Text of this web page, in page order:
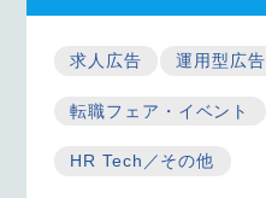
求人広告 運用型広告
転職フェア・イベント
HR Tech／その他